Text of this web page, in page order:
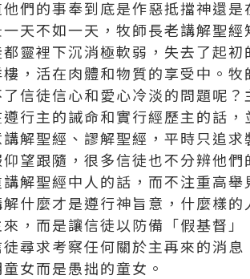
們的事奉到底是作惡抵擋神還是
天不如一天，牧師長老講解聖經
靈裡下沉消極軟弱，失去了起初
，活在肉體和物質的享受中。牧
信徒信心和愛心冷淡的問題呢？
行主的誡命和實行經歷主的話，
解聖經、謬解聖經，平時只追求
望跟隨，很多信徒也不分辨他們
解聖經中人的話，而不注重高舉
什麼才是遵行神旨意，什麼樣的
，而是讓信徒以防備「假基督」
尋求考察任何關於主再來的消息
女而是愚拙的童女。